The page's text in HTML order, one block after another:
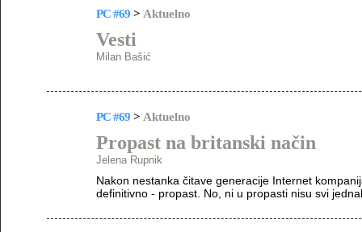
PC #69 > Aktuelno
Vesti
Milan Bašić
PC #69 > Aktuelno
Propast na britanski način
Jelena Rupnik
Nakon nestanka čitave generacije Internet
definitivno - propast. No, ni u propasti nisu svi